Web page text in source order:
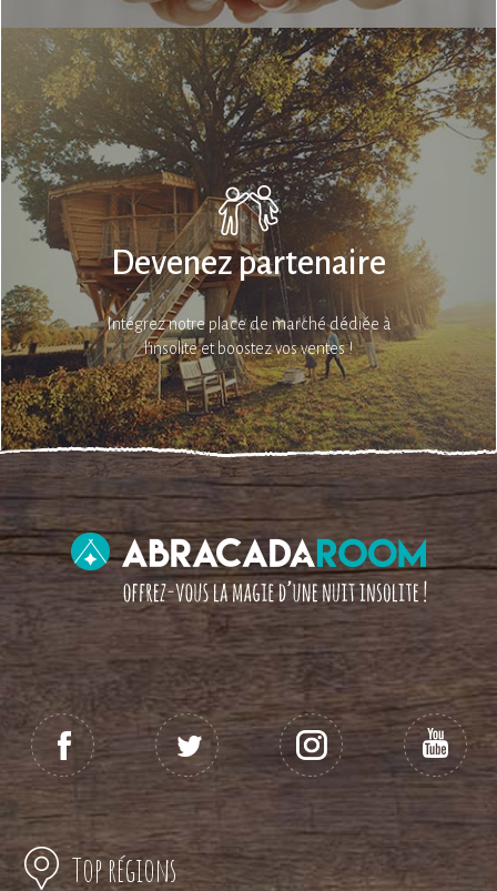
Devenez partenaire
Intégrez notre place de marché dédiée à
l’insolite et boostez vos ventes !
Top régions